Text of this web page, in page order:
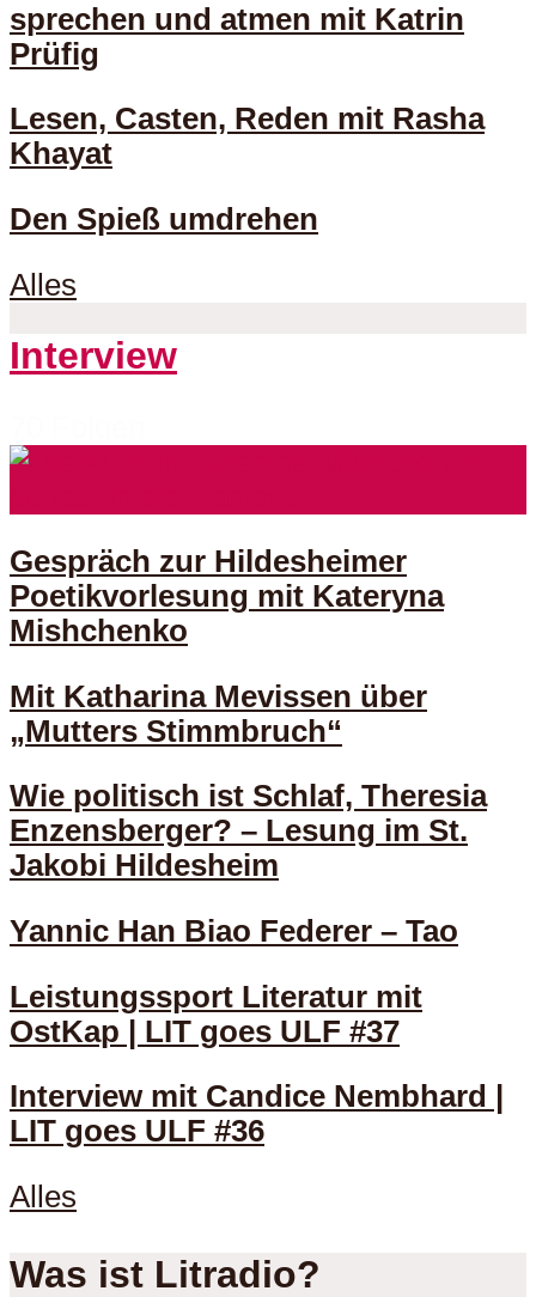
sprechen und atmen mit Katrin
Prüfig
Lesen, Casten, Reden mit Rasha
Khayat
Den Spieß umdrehen
Alles
Interview
Gespräch zur Hildesheimer
Poetikvorlesung mit Kateryna
Mishchenko
Mit Katharina Mevissen über
„Mutters Stimmbruch“
Wie politisch ist Schlaf, Theresia
Enzensberger? – Lesung im St.
Jakobi Hildesheim
Yannic Han Biao Federer – Tao
Leistungssport Literatur mit
OstKap | LIT goes ULF #37
Interview mit Candice Nembhard |
LIT goes ULF #36
Alles
Was ist Litradio?